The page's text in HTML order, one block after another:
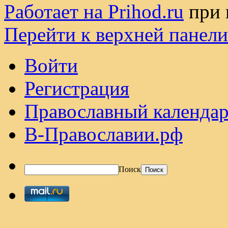
Работает на Prihod.ru при
Перейти к верхней панели
Войти
Регистрация
Православный
В-Православии.рф
Поиск